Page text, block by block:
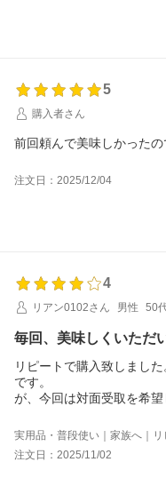
5
購入者さん
前回頼んで美味しかったの
注文日：2025/12/04
4
リアン0102さん
男性 50
毎回、美味しくいただ
リピートで購入致しまし
です。
が、今回は対面受取を希
なり配達されたためマン
苦労しました。
実用品・普段使い｜家族へ｜リ
注文日：2025/11/02